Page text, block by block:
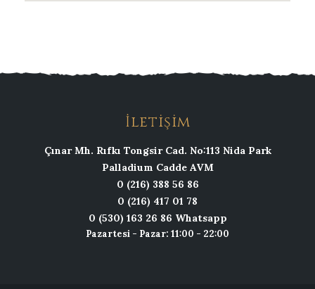
İletişim
Çınar Mh. Rıfkı Tongsir Cad. No:113 Nida Park
Palladium Cadde AVM
0 (216) 388 56 86
0 (216) 417 01 78
0 (530) 163 26 86 Whatsapp
Pazartesi - Pazar: 11:00 - 22:00